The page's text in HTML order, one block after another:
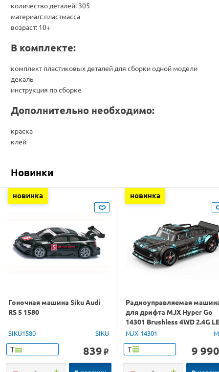
количество деталей: 305
материал: пластмасса
возраст: 10+
В комплекте:
комплект пластиковых деталей для сборки одной модели
декаль
инструкция по сборке
Дополнительно необходимо:
краска
клей
Новинки
новинка
Гоночная машина Siku Audi
RS 5 1580
SIKU1580 SIKU
Т 839 o
новинка
Радиоуправляемая
для дрифта MJX Hyper Go
14301 Brushless 4WD 2.4G
1/14 RTR
MJX-14301
Т 9 990